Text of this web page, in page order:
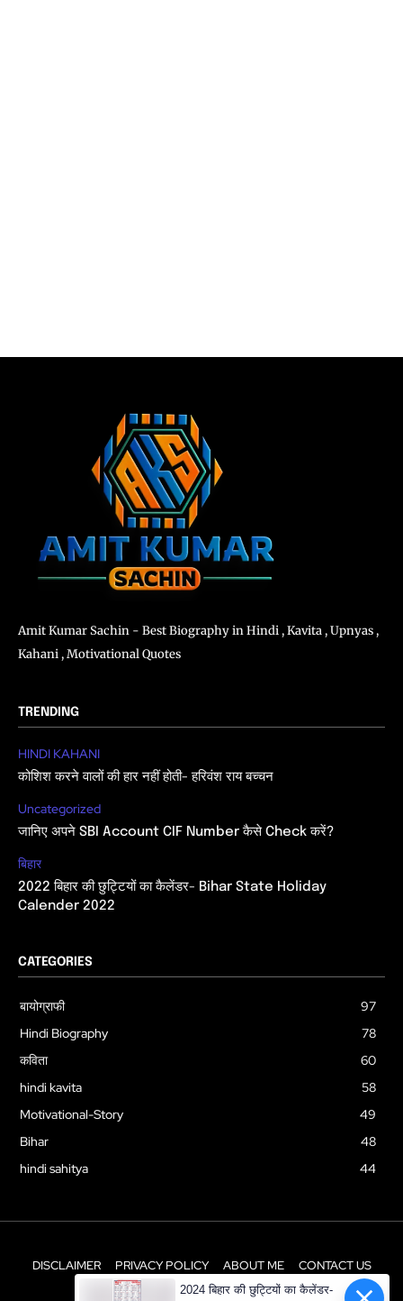
Amit Kumar Sachin - Best Biography in Hindi , Kavita , Upnyas ,
Kahani , Motivational Quotes
TRENDING
HINDI KAHANI
कोशिश करने वालों की हार नहीं होती- हरिवंश राय बच्चन
Uncategorized
जानिए अपने SBI Account CIF Number कैसे Check करें?
बिहार
2022 बिहार की छुट्टियों का कैलेंडर- Bihar State Holiday
Calender 2022
CATEGORIES
बायोग्राफी
97
Hindi Biography
78
कविता
60
hindi kavita
58
Motivational-Story
49
Bihar
48
hindi sahitya
44
DISCLAIMER PRIVACY POLICY ABOUT ME CONTACT US
2024 बिहार की छुट्टियों का कैलेंडर-